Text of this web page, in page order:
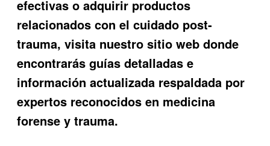
efectivas o adquirir productos
relacionados con el cuidado post-
trauma, visita nuestro sitio web donde
encontrarás guías detalladas e
información actualizada respaldada por
expertos reconocidos en medicina
forense y trauma.